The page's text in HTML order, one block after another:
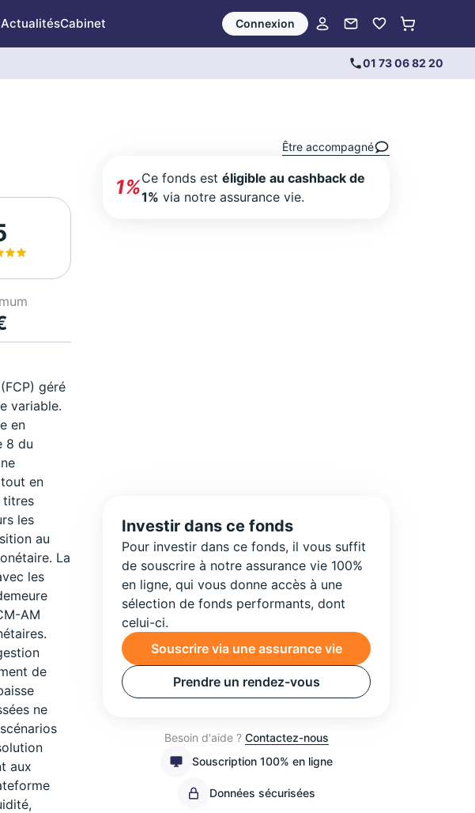
ActualitésCabinet Connexion
01 73 06 82 20
géré
variable.
en
8 du
en
titres
les
au
La
les
AM
de
ne
aux
Être accompagné
1%Ce fonds estéligible au cashback de
1% via notre assurance vie.
Investir dans ce fonds
Pour investir dans ce fonds, il vous suffit
de souscrire à notre assurance vie 100%
en ligne, qui vous donne accès à une
sélection de fonds performants, dont
celui-ci.
Souscrire via une assurance vie
Prendre un rendez-vous
Besoin d'aide ? Contactez-nous
Souscription 100% en ligne
Données sécurisées